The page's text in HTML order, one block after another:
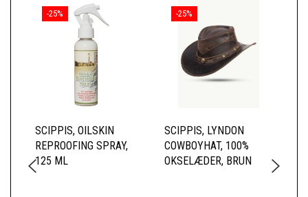
-25%
SCIPPIS, OILSKIN
REPROOFING SPRAY,
125 ML
-25%
SCIPPIS, LYNDON
COWBOYHAT, 100%
OKSELÆDER, BRUN